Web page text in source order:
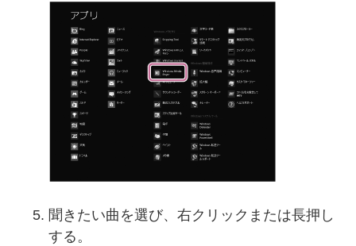
聞きたい曲を選び、右クリックまたは長押し
する。